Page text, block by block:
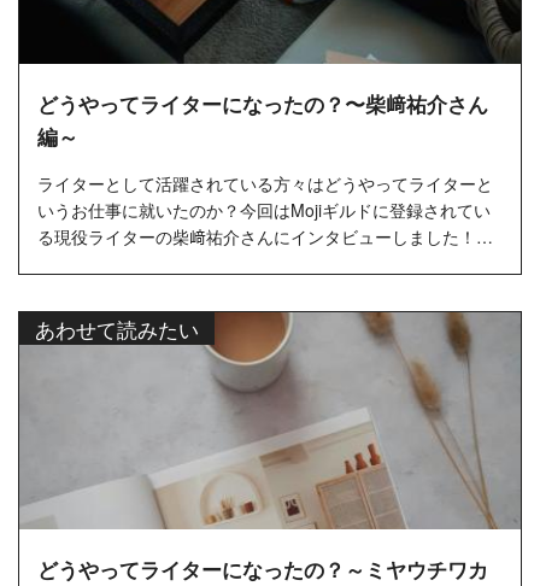
どうやってライターになったの？〜柴﨑祐介さん
編～
ライターとして活躍されている方々はどうやってライターと
いうお仕事に就いたのか？今回はMojiギルドに登録されてい
る現役ライターの柴﨑祐介さんにインタビューしました！…
あわせて読みたい
どうやってライターになったの？～ミヤウチワカ